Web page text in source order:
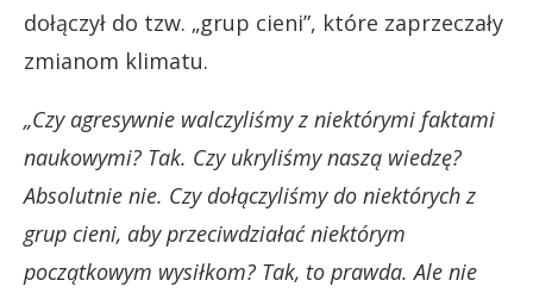
dołączył do tzw. „grup cieni”, które zaprzeczały
zmianom klimatu.
„Czy agresywnie walczyliśmy z niektórymi faktami
naukowymi? Tak. Czy ukryliśmy naszą wiedzę?
Absolutnie nie. Czy dołączyliśmy do niektórych z
grup cieni, aby przeciwdziałać niektórym
początkowym wysiłkom? Tak, to prawda. Ale nie